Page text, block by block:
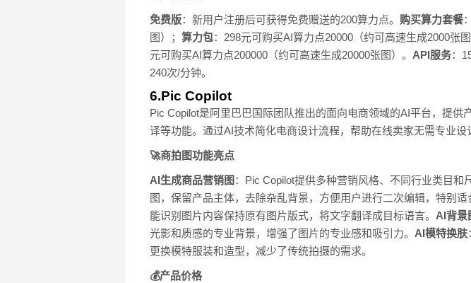
免费版：新用户注册后可获得免费赠送的200算力点。 购买算力套餐：
图）； 算力包：298元可购买AI算力点20000（约可高速生成2000张
元可购买AI算力点200000（约可高速生成20000张图）。 API服务：
240次/分钟。
6.Pic Copilot
Pic Copilot是阿里巴巴国际团队推出的面向电商领域的AI平台，提
译等功能。通过AI技术简化电商设计流程，帮助在线卖家无需专业
🚀商拍图功能亮点
AI生成商品营销图 ：Pic Copilot提供多种营销风格、不同行业类目和
图，保留产品主体，去除杂乱背景，方便用户进行二次编辑，特别适
能识别图片内容保持原有图片版式，将文字翻译成目标语言。 AI背景
光影和质感的专业背景，增强了图片的专业感和吸引力。 AI模特换肤
更换模特服装和造型，减少了传统拍摄的需求。
💰产品价格